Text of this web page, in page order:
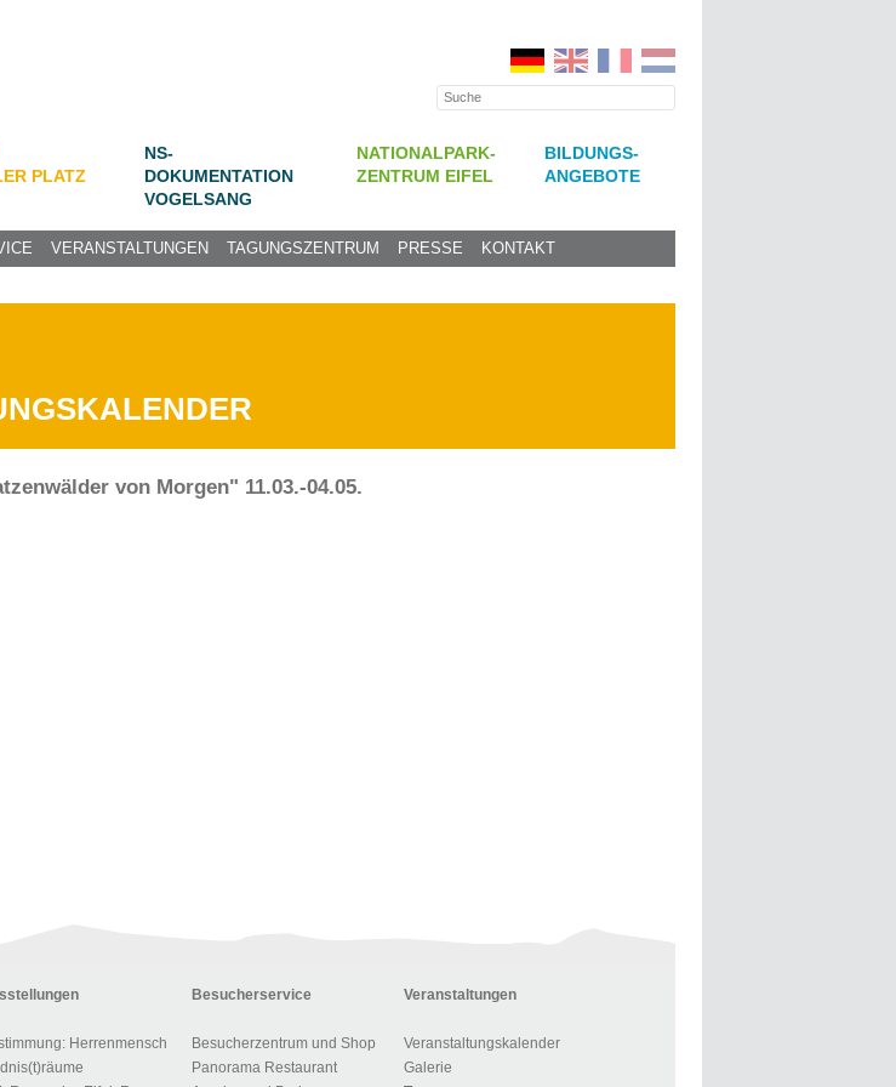
PLATZ
NS-
DOKUMENTATION
VOGELSANG
NATIONALPARK-
ZENTRUM EIFEL
BILDUNGS-
ANGEBOTE
VERANSTALTUNGEN TAGUNGSZENTRUM PRESSE KONTAKT
von Morgen" 11.03.-04.05.
Herrenmensch
Besucherservice
Besucherzentrum und Shop
Panorama Restaurant
Veranstaltungen
Veranstaltungskalender
Galerie